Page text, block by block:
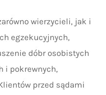
wierzycieli, jak i
egzekucyjnych,
dóbr osobistych
i pokrewnych,
przed sądami